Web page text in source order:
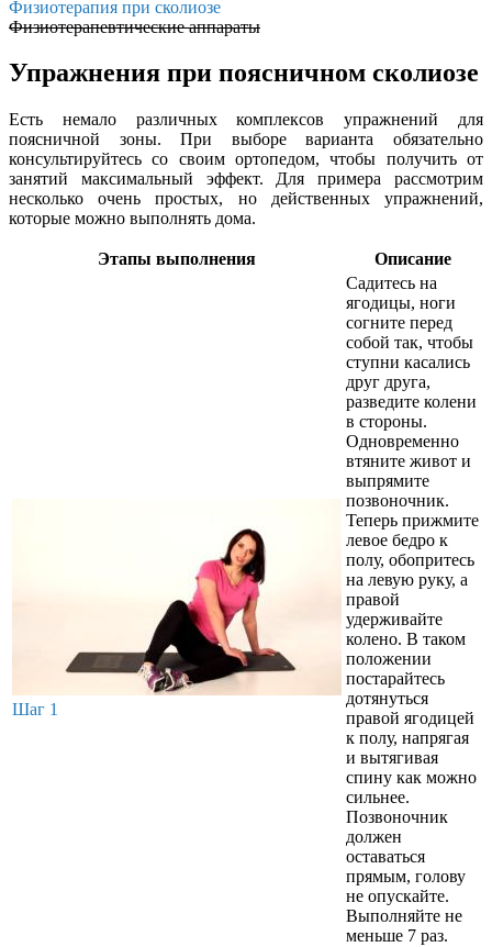
Физиотерапия при сколиозе
Физиотерапевтические аппараты
Упражнения при поясничном сколиозе
Есть немало различных комплексов упражнений для
поясничной зоны. При выборе варианта обязательно
консультируйтесь со своим ортопедом, чтобы получить от
занятий максимальный эффект. Для примера рассмотрим
несколько очень простых, но действенных упражнений,
которые можно выполнять дома.
Этапы выполнения Описание
Шаг 1
Садитесь на
ягодицы, ноги
согните перед
собой так, чтобы
ступни касались
друг друга,
разведите колени
в стороны.
Одновременно
втяните живот и
выпрямите
позвоночник.
Теперь прижмите
левое бедро к
полу, обопритесь
на левую руку, а
правой
удерживайте
колено. В таком
положении
постарайтесь
дотянуться
правой ягодицей
к полу, напрягая
и вытягивая
спину как можно
сильнее.
Позвоночник
должен
оставаться
прямым, голову
не опускайте.
Выполняйте не
меньше 7 раз.